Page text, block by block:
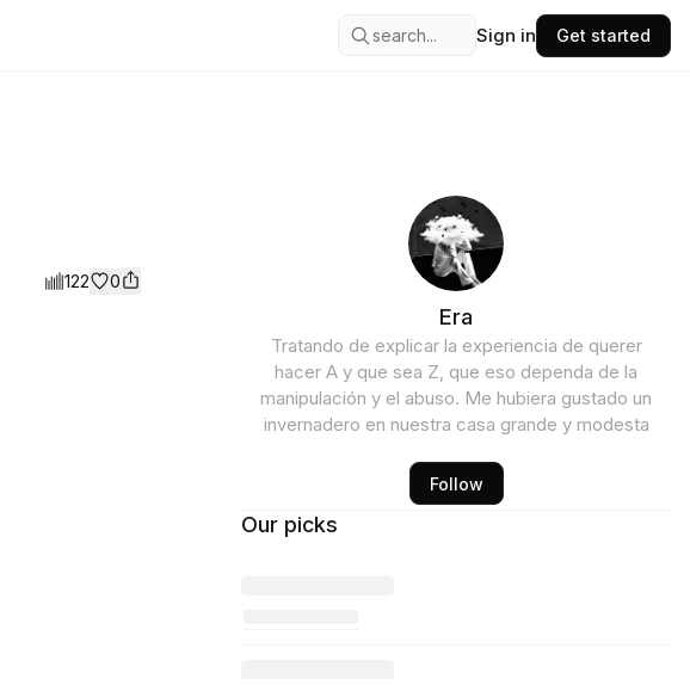
search... Sign in Get started
122 0
Era
Tratando de explicar la experiencia de querer
hacer A y que sea Z, que eso dependa de la
manipulación y el abuso. Me hubiera gustado un
invernadero en nuestra casa grande y modesta
Follow
Our picks